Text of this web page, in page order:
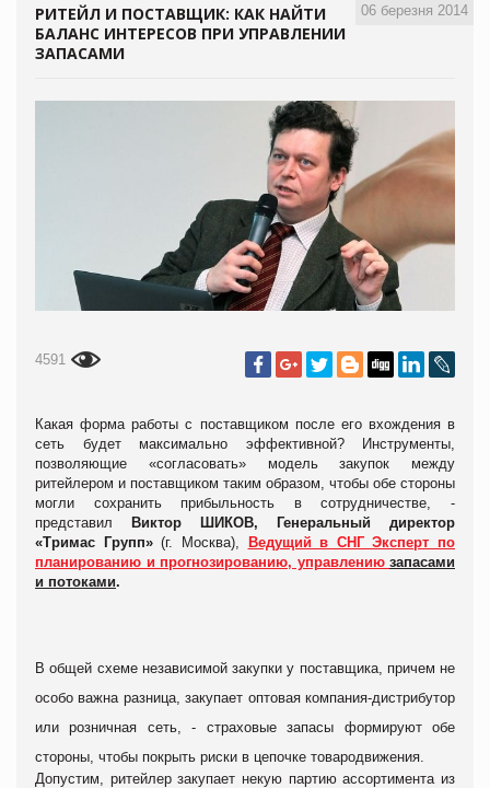
06 березня 2014
РИТЕЙЛ И ПОСТАВЩИК: КАК НАЙТИ
БАЛАНС ИНТЕРЕСОВ ПРИ УПРАВЛЕНИИ
ЗАПАСАМИ
4591
Какая форма работы с поставщиком после его вхождения в
сеть будет максимально эффективной? Инструменты,
позволяющие «согласовать» модель закупок между
ритейлером и поставщиком таким образом, чтобы обе стороны
могли сохранить прибыльность в сотрудничестве, -
представил Виктор ШИКОВ, Генеральный директор
«Тримас Групп»(г. Москва), Ведущий в СНГ Эксперт по
планированию и прогнозированию, управлению запасами
и потоками.
В общей схеме независимой закупки у поставщика, причем не
особо важна разница, закупает оптовая компания-дистрибутор
или розничная сеть, - страховые запасы формируют обе
стороны, чтобы покрыть риски в цепочке товародвижения.
Допустим, ритейлер закупает некую партию ассортимента из